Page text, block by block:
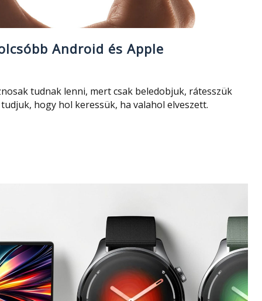
Android és Apple
tudnak lenni, mert csak beledobjuk, rátesszük
hogy hol keressük, ha valahol elveszett.